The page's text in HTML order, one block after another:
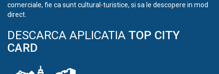
comerciale, fie ca sunt cultural-turistice, si sa le descopere in mod
direct.
DESCARCA APLICATIA TOP CITY
CARD